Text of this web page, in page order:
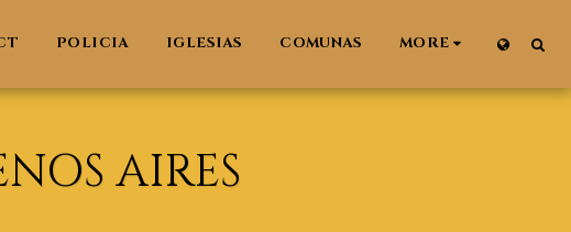
POLICIA IGLESIAS COMUNAS MORE
AIRES